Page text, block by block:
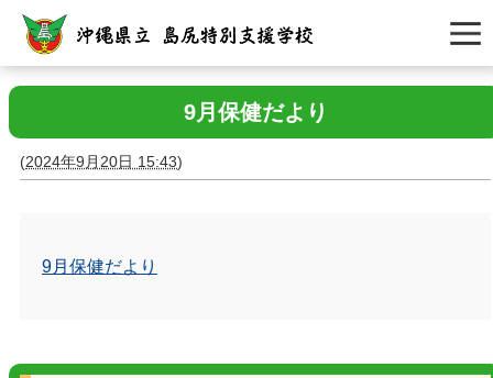
9月保健だより
(2024年9月20日 15:43)
9月保健だより